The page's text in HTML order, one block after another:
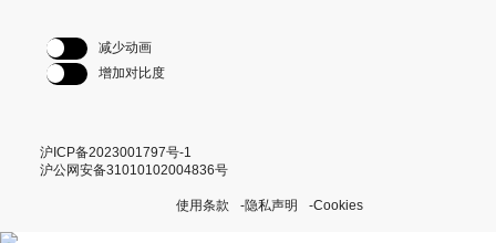
减少动画
增加对比度
沪ICP备2023001797号-1
沪公网安备31010102004836号
使用条款 隐私声明 Cookies